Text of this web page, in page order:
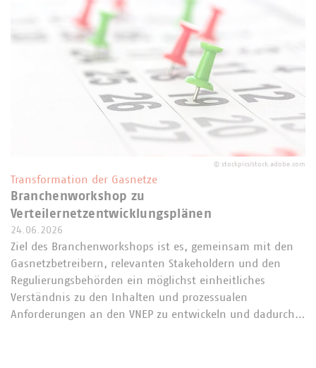
© stockpics/stock.adobe.com
Transformation der Gasnetze
Branchenworkshop zu
Verteilernetzentwicklungsplänen
24.06.2026
Ziel des Branchenworkshops ist es, gemeinsam mit den
Gasnetzbetreibern, relevanten Stakeholdern und den
Regulierungsbehörden ein möglichst einheitliches
Verständnis zu den Inhalten und prozessualen
Anforderungen an den VNEP zu entwickeln und dadurch…